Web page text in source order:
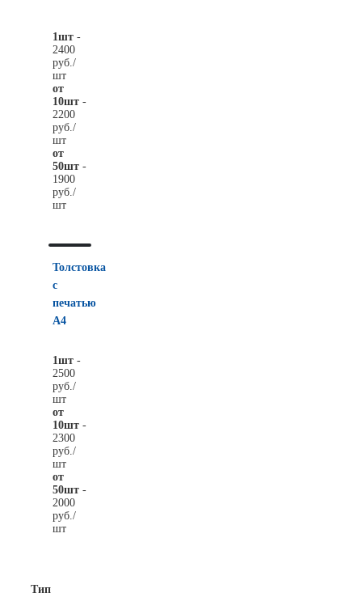
1шт -
2400
руб./
шт
от
10шт -
2200
руб./
шт
от
50шт -
1900
руб./
шт
Толстовка
с
печатью
А4
1шт -
2500
руб./
шт
от
10шт -
2300
руб./
шт
от
50шт -
2000
руб./
шт
Тип